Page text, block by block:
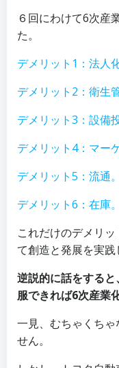
６回にわけて6次産
た。
デメリット1：法人化
デメリット2：衛生管
デメリット3：設備投
デメリット4：マー
デメリット5：流通。
デメリット6：在庫。
これだけのデメリ
て創造と発展を実践
逆説的に話をする
服できれば6次産業
一見、むちゃくち
せん。